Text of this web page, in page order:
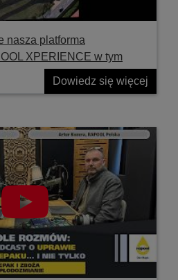
nasza platforma
XPERIENCE w tym
Dowiedz się więcej